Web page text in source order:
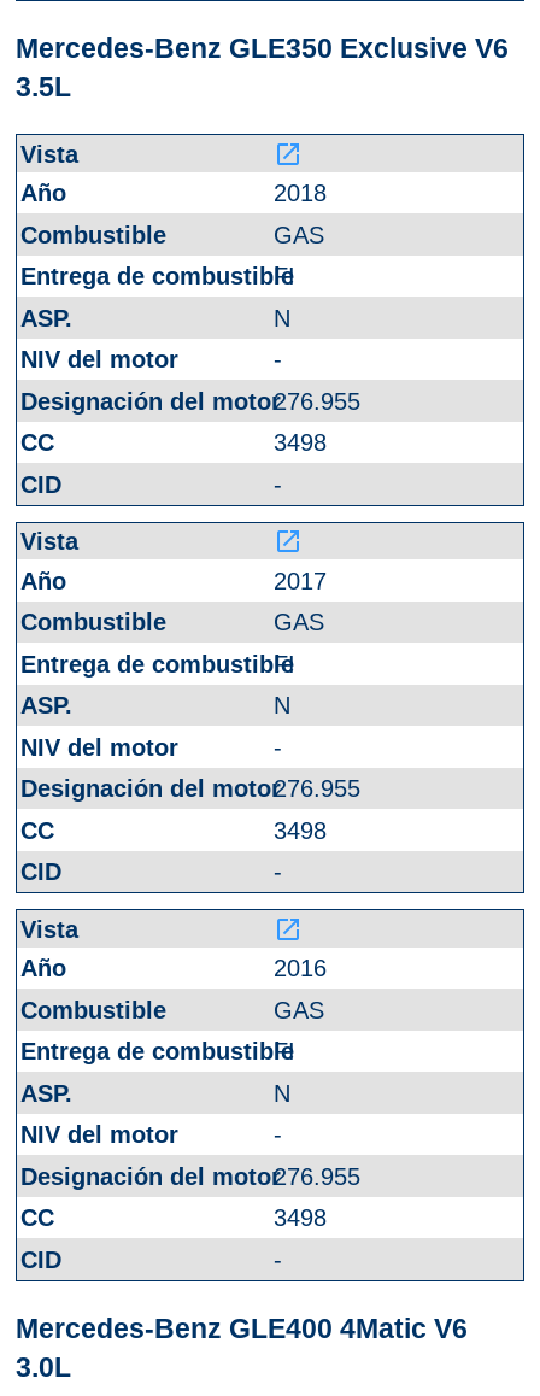
Mercedes-Benz GLE350 Exclusive V6
3.5L
launch
2018
GAS
FI
N
-
276.955
3498
-
launch
2017
GAS
FI
N
-
276.955
3498
-
launch
2016
GAS
FI
N
-
276.955
3498
-
Mercedes-Benz GLE400 4Matic V6
3.0L